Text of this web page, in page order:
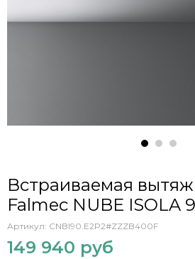
Встраиваемая
Falmec NUBE ISOLA
Артикул: CNBI90.E2P2#ZZZB400F
149 940 руб